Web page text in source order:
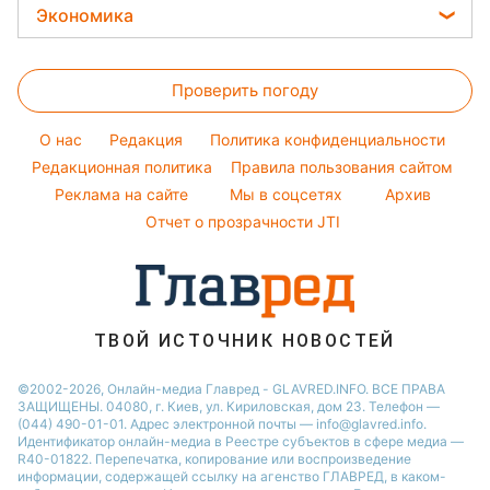
Новости Харькова
Красивый маникюр
Настя Каменских
София Ротару
Ольга Сумская
Филипп Киркоров
Елена Зеленская
Оптические иллюзии
Народные приметы
Все о шоу-бизнесе
Закуски
Салаты
Простые блюда
Легкие десерты
Напитки
Праздничное меню
Экономика
Денежная помощь
Тарифы
Курс валют
Проверить погоду
O нас Редакция
Политика конфиденциальности
Редакционная политика
Правила пользования сайтом
Реклама на сайте
Мы в соцсетях
Архив
Отчет о прозрачности JTI
ТВОЙ ИСТОЧНИК НОВОСТЕЙ
©2002-2026, Онлайн-медиа Главред - GLAVRED.INFO. ВСЕ ПРАВА
ЗАЩИЩЕНЫ. 04080, г. Киев, ул. Кириловская, дом 23. Телефон —
(044) 490-01-01. Адрес электронной почты — info@glavred.info.
Идентификатор онлайн-медиа в Реестре cубъектов в сфере медиа —
R40-01822. Перепечатка, копирование или воспроизведение
информации, содержащей ссылку на агенство ГЛАВРЕД, в каком-